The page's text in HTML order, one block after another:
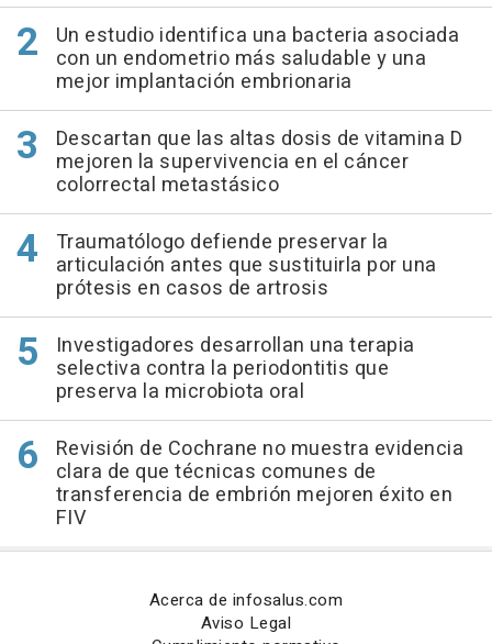
Un estudio identifica una bacteria asociada
con un endometrio más saludable y una
mejor implantación embrionaria
Descartan que las altas dosis de vitamina D
mejoren la supervivencia en el cáncer
colorrectal metastásico
Traumatólogo defiende preservar la
articulación antes que sustituirla por una
prótesis en casos de artrosis
Investigadores desarrollan una terapia
selectiva contra la periodontitis que
preserva la microbiota oral
Revisión de Cochrane no muestra evidencia
clara de que técnicas comunes de
transferencia de embrión mejoren éxito en
FIV
Acerca de infosalus.com
Aviso Legal